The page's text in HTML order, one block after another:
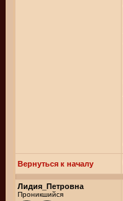
Вернуться к началу
Лидия_Петровна
Проникшийся